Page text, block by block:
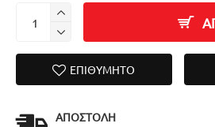
ΕΠΙΘΥΜΗΤΌ
ΑΠΟΣΤΟΛΉ